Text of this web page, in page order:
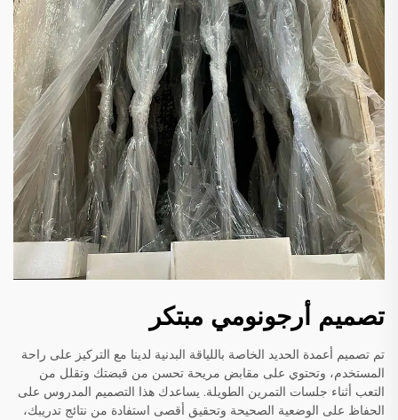
تصميم أرجونومي مبتكر
تم تصميم أعمدة الحديد الخاصة باللياقة البدنية لدينا مع التركيز على راحة
المستخدم، وتحتوي على مقابض مريحة تحسن من قبضتك وتقلل من
التعب أثناء جلسات التمرين الطويلة. يساعدك هذا التصميم المدروس على
الحفاظ على الوضعية الصحيحة وتحقيق أقصى استفادة من نتائج تدريبك،